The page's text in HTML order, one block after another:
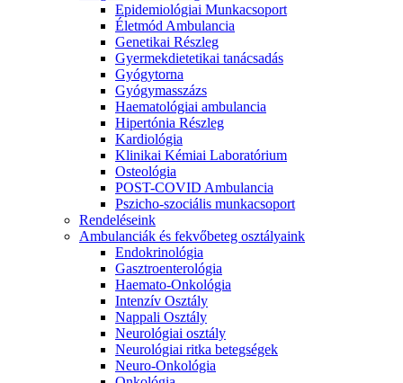
Epidemiológiai Munkacsoport
Életmód Ambulancia
Genetikai Részleg
Gyermekdietetikai tanácsadás
Gyógytorna
Gyógymasszázs
Haematológiai ambulancia
Hipertónia Részleg
Kardiológia
Klinikai Kémiai Laboratórium
Osteológia
POST-COVID Ambulancia
Pszicho-szociális munkacsoport
Rendeléseink
Ambulanciák és fekvőbeteg osztályaink
Endokrinológia
Gasztroenterológia
Haemato-Onkológia
Intenzív Osztály
Nappali Osztály
Neurológiai osztály
Neurológiai ritka betegségek
Neuro-Onkológia